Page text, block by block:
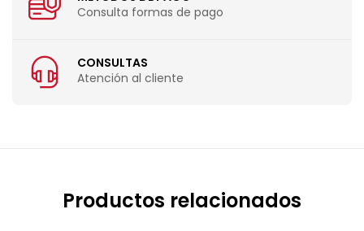
Consulta formas de pago
CONSULTAS
Atención al cliente
Productos relacionados